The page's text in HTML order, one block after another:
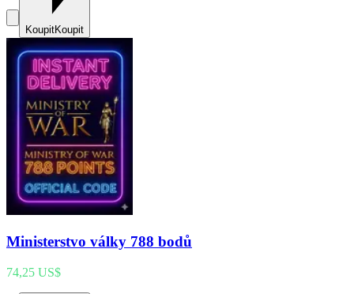
KoupitKoupit
Ministerstvo války 788 bodů
74,25 US$